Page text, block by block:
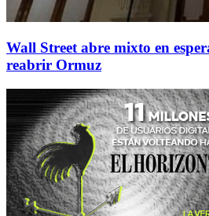
Wall Street abre mixto en
reabrir Ormuz